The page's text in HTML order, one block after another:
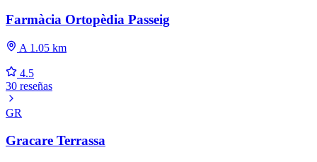
Farmàcia Ortopèdia Passeig
A 1.05 km
4.5
30 reseñas
GR
Gracare Terrassa